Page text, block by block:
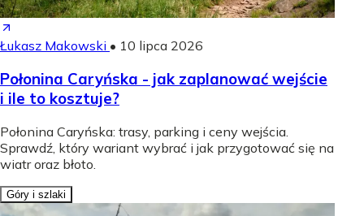
Łukasz Makowski • 10 lipca 2026
Połonina Caryńska - jak zaplanować wejście
i ile to kosztuje?
Połonina Caryńska: trasy, parking i ceny wejścia.
Sprawdź, który wariant wybrać i jak przygotować się na
wiatr oraz błoto.
Góry i szlaki